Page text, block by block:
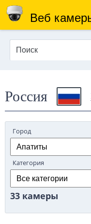
Веб
Россия
Город
Категория
33 камеры